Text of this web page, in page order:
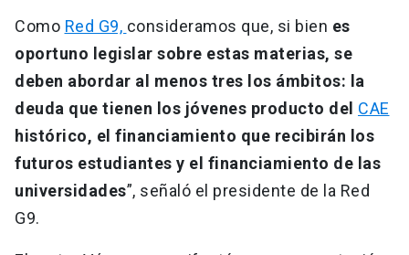
Como Red G9, consideramos que, si bien es
oportuno legislar sobre estas materias, se
deben abordar al menos tres los ámbitos: la
deuda que tienen los jóvenes producto del CAE
histórico, el financiamiento que recibirán los
futuros estudiantes y el financiamiento de las
universidades”, señaló el presidente de la Red
G9.